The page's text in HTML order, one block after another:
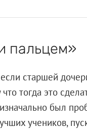
пальцем»
старшей
тогда это
был
учеников,